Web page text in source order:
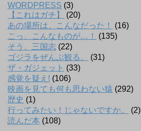
WORDPRESS (3)
【これはガチ】
(20)
あの場所は、こんなだった！
(16)
こっ、こんなものが…！
(135)
そう、三国志 (22)
ゴジラをぜんぶ観る。
(31)
ザ・ガジェット (33)
感覚を疑え! (106)
映画を見ても何も思わない猿 (292)
歴史 (1)
行ってみたい！じゃないですか。
(2)
読んだ本 (108)